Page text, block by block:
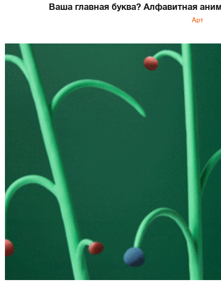
Ваша главная буква? Алфавитная
Арт